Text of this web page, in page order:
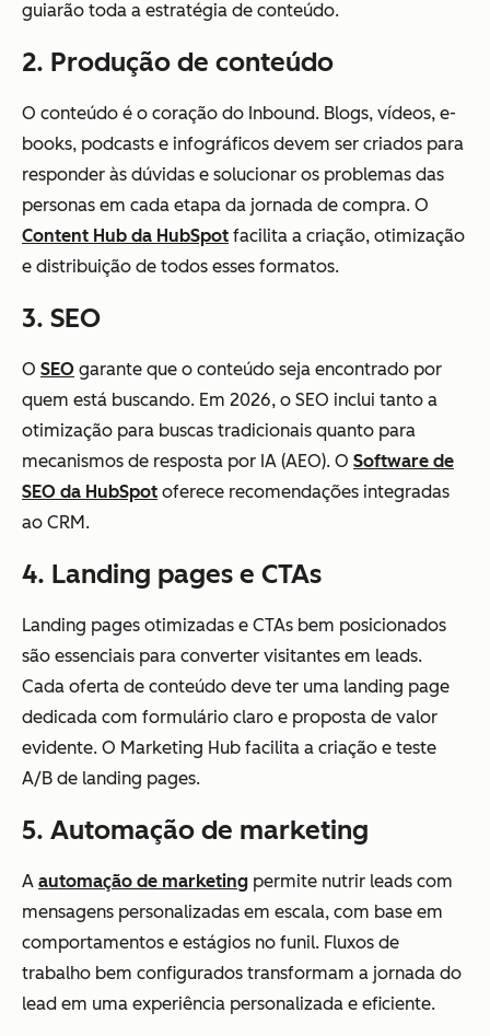
guiarão toda a estratégia de conteúdo.
2. Produção de conteúdo
O conteúdo é o coração do Inbound. Blogs, vídeos, e-
books, podcasts e infográficos devem ser criados para
responder às dúvidas e solucionar os problemas das
personas em cada etapa da jornada de compra. O
Content Hub da HubSpot facilita a criação, otimização
e distribuição de todos esses formatos.
3. SEO
O SEO garante que o conteúdo seja encontrado por
quem está buscando. Em 2026, o SEO inclui tanto a
otimização para buscas tradicionais quanto para
mecanismos de resposta por IA (AEO). O Software de
SEO da HubSpot oferece recomendações integradas
ao CRM.
4. Landing pages e CTAs
Landing pages otimizadas e CTAs bem posicionados
são essenciais para converter visitantes em leads.
Cada oferta de conteúdo deve ter uma landing page
dedicada com formulário claro e proposta de valor
evidente. O Marketing Hub facilita a criação e teste
A/B de landing pages.
5. Automação de marketing
A automação de marketing permite nutrir leads com
mensagens personalizadas em escala, com base em
comportamentos e estágios no funil. Fluxos de
trabalho bem configurados transformam a jornada do
lead em uma experiência personalizada e eficiente.